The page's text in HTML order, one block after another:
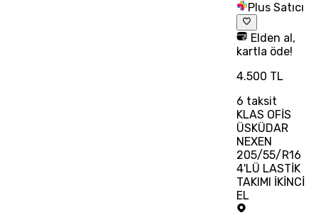
Plus Satıcı
Elden al,
kartla öde!
4.500 TL
6 taksit
KLAS OFİS
ÜSKÜDAR
NEXEN
205/55/R16
4'LÜ LASTİK
TAKIMI İKİNCİ
EL